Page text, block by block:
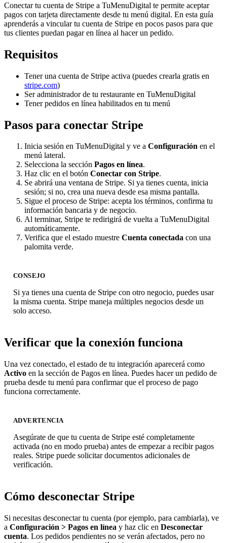
Conectar tu cuenta de Stripe a TuMenuDigital te permite aceptar
pagos con tarjeta directamente desde tu menú digital. En esta guía
aprenderás a vincular tu cuenta de Stripe en pocos pasos para que
tus clientes puedan pagar en línea al hacer un pedido.
Requisitos
Tener una cuenta de Stripe activa (puedes crearla gratis en
stripe.com)
Ser administrador de tu restaurante en TuMenuDigital
Tener pedidos en línea habilitados en tu menú
Pasos para conectar Stripe
Inicia sesión en TuMenuDigital y ve a Configuración en el
menú lateral.
Selecciona la sección Pagos en línea.
Haz clic en el botón Conectar con Stripe.
Se abrirá una ventana de Stripe. Si ya tienes cuenta, inicia
sesión; si no, crea una nueva desde esa misma pantalla.
Sigue el proceso de Stripe: acepta los términos, confirma tu
información bancaria y de negocio.
Al terminar, Stripe te redirigirá de vuelta a TuMenuDigital
automáticamente.
Verifica que el estado muestre Cuenta conectada con una
palomita verde.
CONSEJO
Si ya tienes una cuenta de Stripe con otro negocio, puedes usar
la misma cuenta. Stripe maneja múltiples negocios desde un
solo acceso.
Verificar que la conexión funciona
Una vez conectado, el estado de tu integración aparecerá como
Activo en la sección de Pagos en línea. Puedes hacer un pedido de
prueba desde tu menú para confirmar que el proceso de pago
funciona correctamente.
ADVERTENCIA
Asegúrate de que tu cuenta de Stripe esté completamente
activada (no en modo prueba) antes de empezar a recibir pagos
reales. Stripe puede solicitar documentos adicionales de
verificación.
Cómo desconectar Stripe
Si necesitas desconectar tu cuenta (por ejemplo, para cambiarla), ve
a Configuración > Pagos en línea y haz clic en Desconectar
cuenta. Los pedidos pendientes no se verán afectados, pero no